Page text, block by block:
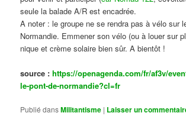
seule la balade A/R est encadrée.
A noter : le groupe ne se rendra pas à vélo sur
Normandie. Emmener son vélo (ou à louer sur
nique et crème solaire bien sûr. A bientôt !
source :https://openagenda.com/fr/af3v/
le-pont-de-normandie?cl=fr
Publié dansMilitantisme | Laisser un